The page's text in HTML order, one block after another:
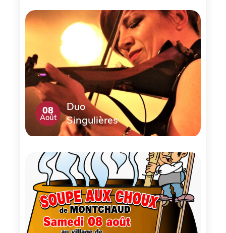
08
Août
Duo
Singulières